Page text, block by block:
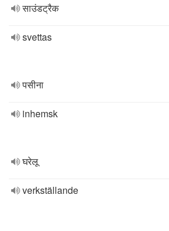
साउंडट्रैक
svettas
पसीना
inhemsk
घरेलू
verkställande